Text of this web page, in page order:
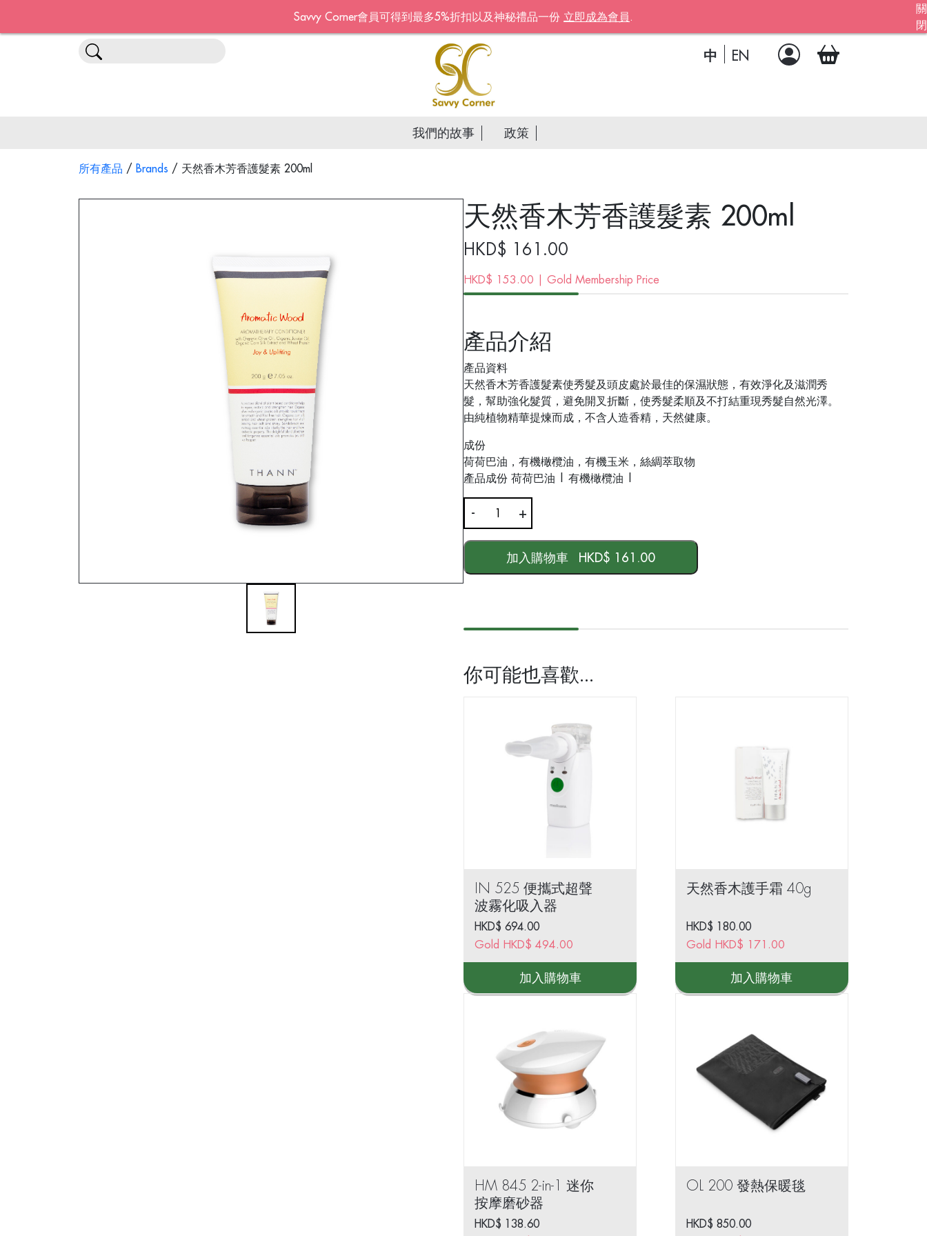
中 EN
我們的故事 政策
所有產品 / Brands / 天然香木芳香護髮素 200ml
天然香木芳香護髮素 200ml
HKD$ 161.00
HKD$ 153.00 | Gold Membership Price
產品介紹
產品資料
天然香木芳香護髮素使秀髮及頭皮處於最佳的保濕狀態，有效淨化及滋潤秀
髮，幫助強化髮質，避免開叉折斷，使秀髮柔順及不打結重現秀髮自然光澤。
由純植物精華提煉而成，不含人造香精，天然健康。
成份
荷荷巴油，有機橄欖油，有機玉米，絲綢萃取物
產品成份 荷荷巴油 | 有機橄欖油 |
-
然
香
芳
髮
數
+
加入購物車 HKD$ 161.00
你可能也喜歡...
IN 525 便攜式超聲
波霧化吸入器
HKD$ 694.00
Gold HKD$ 494.00
加入購物車
天然香木護手霜 40g
HKD$ 180.00
Gold HKD$ 171.00
加入購物車
HM 845 2-in-1 迷你
按摩磨砂器
HKD$ 138.60
OL 200 發熱保暖毯
HKD$ 850.00
Become A Member!
名字
Continue account creation
Savvy Corner會員可得到最多5%折扣以及神秘禮品一份 立即成為會員.
關
閉